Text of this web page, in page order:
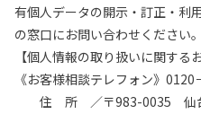
有個人データの開示・訂正・利
の窓口にお問い合わせください。
【個人情報の取り扱いに関する
《お客様相談テレフォン》0120
住 所 ／〒983-0035 仙台